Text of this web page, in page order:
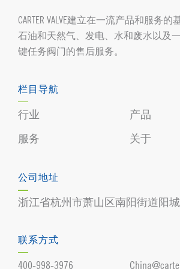
CARTER VALVE建立在一流产品和服务
石油和天然气、发电、水和废水以及
键任务阀门的售后服务。
栏目导航
行业
产品
服务
关于
公司地址
浙江省杭州市萧山区南阳街道阳
联系方式
400-998-3976